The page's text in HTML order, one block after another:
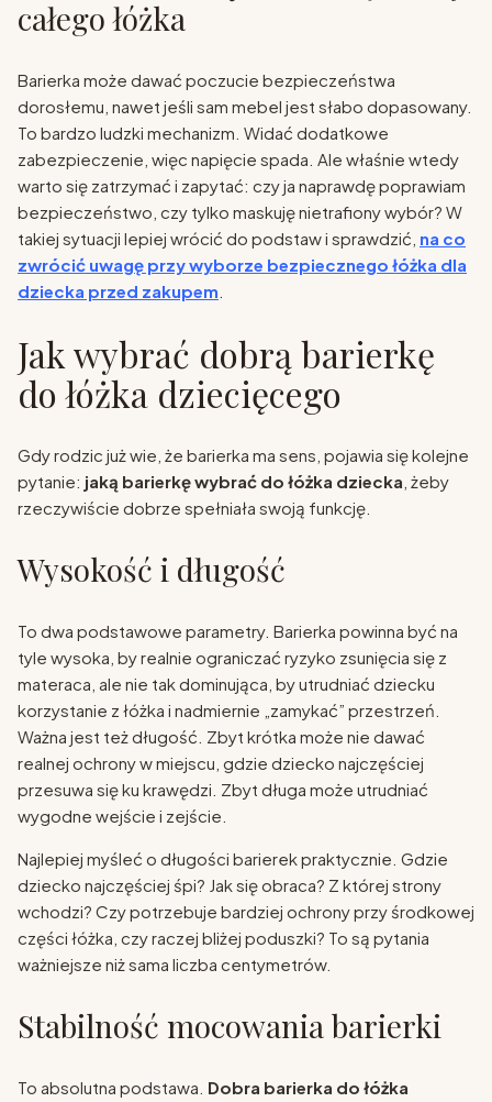
całego łóżka
Barierka może dawać poczucie bezpieczeństwa
dorosłemu, nawet jeśli sam mebel jest słabo dopasowany.
To bardzo ludzki mechanizm. Widać dodatkowe
zabezpieczenie, więc napięcie spada. Ale właśnie wtedy
warto się zatrzymać i zapytać: czy ja naprawdę poprawiam
bezpieczeństwo, czy tylko maskuję nietrafiony wybór? W
takiej sytuacji lepiej wrócić do podstaw i sprawdzić, na co
zwrócić uwagę przy wyborze bezpiecznego łóżka dla
dziecka przed zakupem
Jak wybrać dobrą barierkę
do łóżka dziecięcego
Gdy rodzic już wie, że barierka ma sens, pojawia się kolejne
pytanie: jaką barierkę wybrać do łóżka dziecka , żeby
rzeczywiście dobrze spełniała swoją funkcję.
Wysokość i długość
To dwa podstawowe parametry. Barierka powinna być na
tyle wysoka, by realnie ograniczać ryzyko zsunięcia się z
materaca, ale nie tak dominująca, by utrudniać dziecku
korzystanie z łóżka i nadmiernie „zamykać” przestrzeń.
Ważna jest też długość. Zbyt krótka może nie dawać
realnej ochrony w miejscu, gdzie dziecko najczęściej
przesuwa się ku krawędzi. Zbyt długa może utrudniać
wygodne wejście i zejście.
Najlepiej myśleć o długości barierek praktycznie. Gdzie
dziecko najczęściej śpi? Jak się obraca? Z której strony
wchodzi? Czy potrzebuje bardziej ochrony przy środkowej
części łóżka, czy raczej bliżej poduszki? To są pytania
ważniejsze niż sama liczba centymetrów.
Stabilność mocowania barierki
To absolutna podstawa. Dobra barierka do łóżka